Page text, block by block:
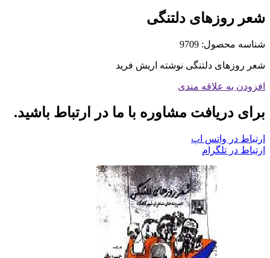
شعر روزهای دلتنگی
شناسه محصول: 9709
شعر روزهای دلتنگی نوشته اریش فرید
افزودن به علاقه مندی
برای دریافت مشاوره با ما در ارتباط باشید.
ارتباط در واتس اپ
ارتباط در تلگرام